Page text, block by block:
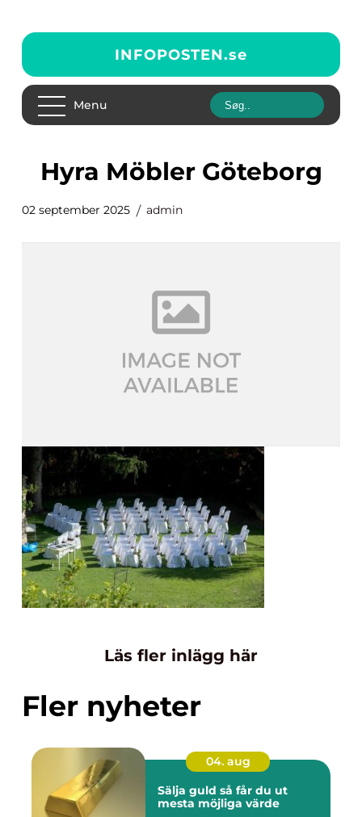
INFOPOSTEN.se
Menu
Hyra Möbler Göteborg
02 september 2025 admin
Läs fler inlägg här
Fler nyheter
04. aug
Sälja guld så får du ut
mesta möjliga värde